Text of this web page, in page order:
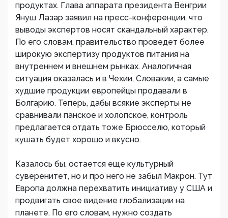
продуктах. Глава аппарата президента Венгрии
Януш Лазар заявил на пресс-конференции, что
выводы экспертов носят скандальный характер.
По его словам, правительство проведет более
широкую экспертизу продуктов питания на
внутреннем и внешнем рынках. Аналогичная
ситуация оказалась и в Чехии, Словакии, а самые
худшие продукции европейцы продавали в
Болгарию. Теперь, дабы всякие эксперты не
сравнивали панское и холопское, контроль
предлагается отдать тоже Брюсселю, который
кушать будет хорошо и вкусно.
Казалось бы, остается еще культурный
суверенитет, но и про него не забыл Макрон. Тут
Европа должна перехватить инициативу у США и
продвигать свое видение глобализации на
планете. По его словам, нужно создать